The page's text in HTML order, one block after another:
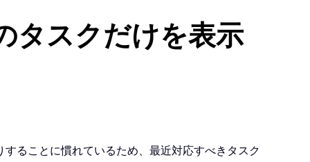
タスクだけを表示
ることに慣れているため、最近対応すべきタスク